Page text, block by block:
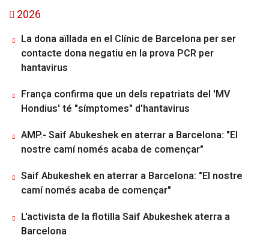
2026
La dona aïllada en el Clínic de Barcelona per ser
contacte dona negatiu en la prova PCR per
hantavirus
França confirma que un dels repatriats del 'MV
Hondius' té "símptomes" d'hantavirus
AMP.- Saif Abukeshek en aterrar a Barcelona: "El
nostre camí només acaba de començar"
Saif Abukeshek en aterrar a Barcelona: "El nostre
camí només acaba de començar"
L'activista de la flotilla Saif Abukeshek aterra a
Barcelona